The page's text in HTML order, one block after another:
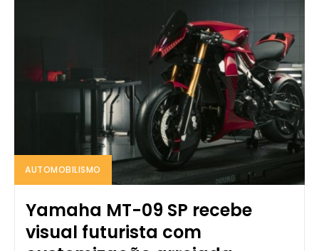
AUTOMOBILISMO
Yamaha MT-09 SP recebe
visual futurista com